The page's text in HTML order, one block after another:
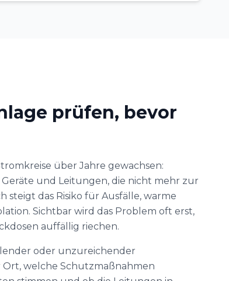
prüfen, bevor
über Jahre gewachsen:
und Leitungen, die nicht mehr zur
steigt das Risiko für Ausfälle, warme
Sichtbar wird das Problem oft erst,
auffällig riechen.
oder unzureichender
welche Schutzmaßnahmen